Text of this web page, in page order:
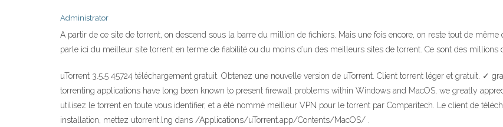
Administrator
A partir de ce site de torrent, on descend sous la barre du million de fichiers. Mais une fois encore, on reste tout de
parle ici du meilleur site torrent en terme de fiabilité ou du moins d’un des meilleurs sites de torrent. Ce sont des millions
uTorrent 3.5.5 45724 téléchargement gratuit. Obtenez une nouvelle version de uTorrent. Client torrent léger et gratuit. ✓
torrenting applications have long been known to present firewall problems within Windows and MacOS, we greatly
utilisez le torrent en toute vous identifier, et a été nommé meilleur VPN pour le torrent par Comparitech. Le client de
installation, mettez utorrent.lng dans /Applications/uTorrent.app/Contents/MacOS/ .